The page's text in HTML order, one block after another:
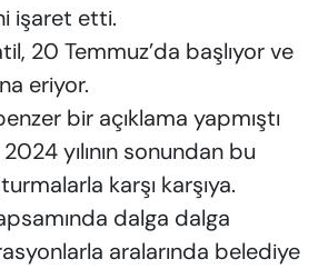
işaret etti.
20 Temmuz’da başlıyor ve
eriyor.
bir açıklama yapmıştı
yılının sonundan bu
karşı karşıya.
dalga dalga
aralarında belediye